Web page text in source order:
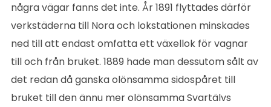
några vägar fanns det inte. År 1891 flyttades därför
verkstäderna till Nora och lokstationen minskades
ned till att endast omfatta ett växellok för vagnar
till och från bruket. 1889 hade man dessutom sålt av
det redan då ganska olönsamma sidospåret till
bruket till den ännu mer olönsamma Svartälvs